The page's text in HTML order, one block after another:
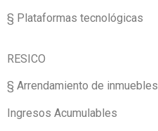
§ Plataformas tecnológicas
RESICO
§ Arrendamiento de inmuebles
Ingresos Acumulables